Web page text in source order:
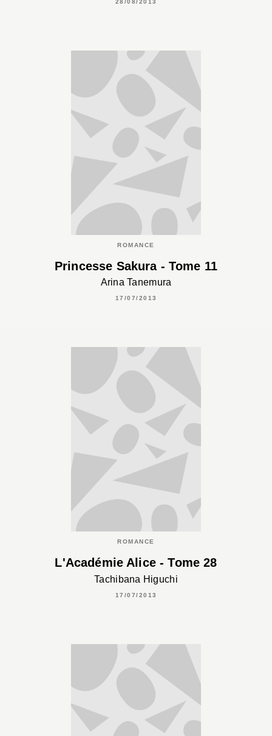
28/08/2013
ROMANCE
Princesse Sakura - Tome 11
Arina Tanemura
17/07/2013
ROMANCE
L'Académie Alice - Tome 28
Tachibana Higuchi
17/07/2013